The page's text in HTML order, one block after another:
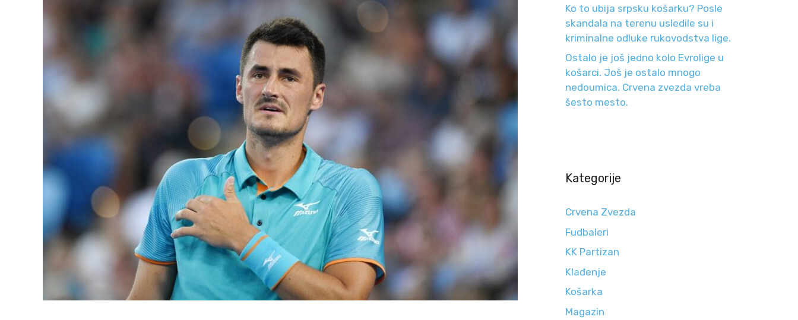
Ko to ubija srpsku košarku? Posle
skandala na terenu usledile su i
kriminalne odluke rukovodstva lige.
Ostalo je još jedno kolo Evrolige u
košarci. Još je ostalo mnogo
nedoumica. Crvena zvezda vreba
šesto mesto.
Kategorije
Crvena Zvezda
Fudbaleri
KK Partizan
Klađenje
Košarka
Magazin